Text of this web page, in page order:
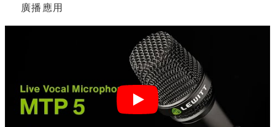
廣播應用